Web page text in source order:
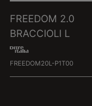
FREEDOM 2.0
BRACCIOLI L
FREEDOM20L-P1T00